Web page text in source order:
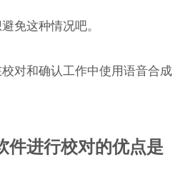
免这种情况吧。
对和确认工作中使用语音合成
件进行校对的优点是